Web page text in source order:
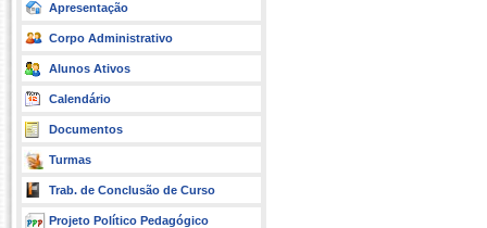
Apresentação
Corpo Administrativo
Alunos Ativos
Calendário
Documentos
Turmas
Trab. de Conclusão de Curso
Projeto Político Pedagógico